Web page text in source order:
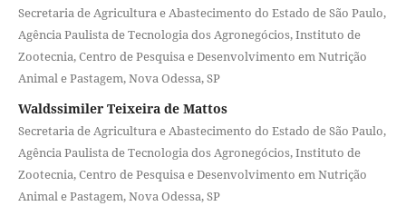
Secretaria de Agricultura e Abastecimento do Estado de São Paulo,
Agência Paulista de Tecnologia dos Agronegócios, Instituto de
Zootecnia, Centro de Pesquisa e Desenvolvimento em Nutrição
Animal e Pastagem, Nova Odessa, SP
Waldssimiler Teixeira de Mattos
Secretaria de Agricultura e Abastecimento do Estado de São Paulo,
Agência Paulista de Tecnologia dos Agronegócios, Instituto de
Zootecnia, Centro de Pesquisa e Desenvolvimento em Nutrição
Animal e Pastagem, Nova Odessa, SP